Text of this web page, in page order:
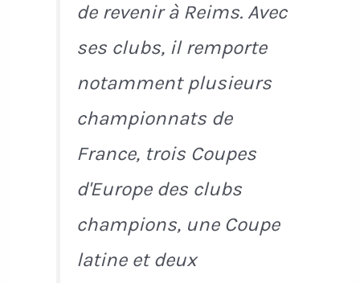
de revenir à Reims. Avec
ses clubs, il remporte
notamment plusieurs
championnats de
France, trois Coupes
d'Europe des clubs
champions, une Coupe
latine et deux